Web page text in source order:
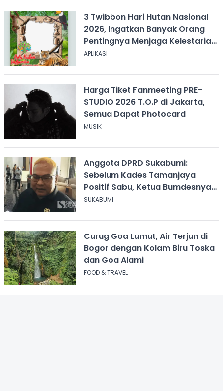
3 Twibbon Hari Hutan Nasional
2026, Ingatkan Banyak Orang
Pentingnya Menjaga Kelestarian
Hutan
APLIKASI
Harga Tiket Fanmeeting PRE-
STUDIO 2026 T.O.P di Jakarta,
Semua Dapat Photocard
MUSIK
Anggota DPRD Sukabumi:
Sebelum Kades Tamanjaya
Positif Sabu, Ketua Bumdesnya
Juga Terjerat Dugaan Narkoba
SUKABUMI
Curug Goa Lumut, Air Terjun di
Bogor dengan Kolam Biru Toska
dan Goa Alami
FOOD & TRAVEL